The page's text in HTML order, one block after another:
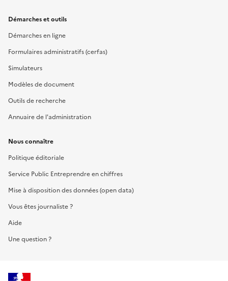
Démarches et outils
Démarches en ligne
Formulaires administratifs (cerfas)
Simulateurs
Modèles de document
Outils de recherche
Annuaire de l'administration
Nous connaître
Politique éditoriale
Service Public Entreprendre en chiffres
Mise à disposition des données (open data)
Vous êtes journaliste ?
Aide
Une question ?